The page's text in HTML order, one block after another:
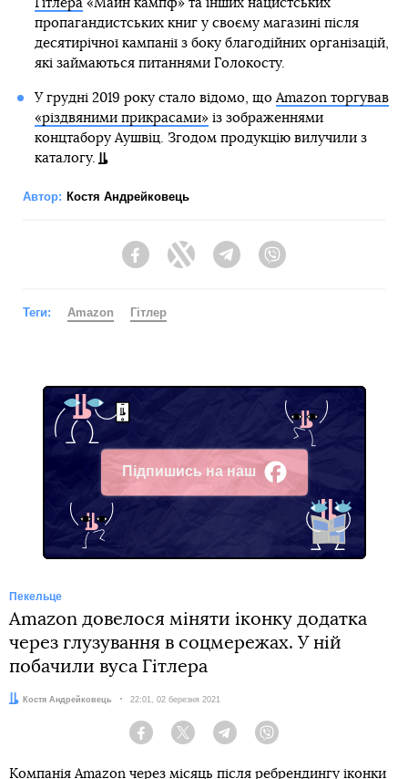
Гітлера «Майн кампф» та інших нацистських
пропагандистських книг у своєму магазині після
десятирічної кампанії з боку благодійних організацій,
які займаються питаннями Голокосту.
У грудні 2019 року стало відомо, що Amazon торгував
«різдвяними прикрасами»із зображеннями
концтабору Аушвіц. Згодом продукцію вилучили з
каталогу.
Автор: Костя Андрейковець
FacebookTwitter Telegram
Теги: Amazon Гітлер
Підпишись на наш
Facebook
Пекельце
Amazon довелося міняти іконку додатка
через глузування в соцмережах. У ній
побачили вуса Гітлера
Автор:Костя Андрейковець Дата:
22:01, 02 березня 2021
Facebook Twitter Telegram
Компанія Amazon через місяць після ребрендингу іконки